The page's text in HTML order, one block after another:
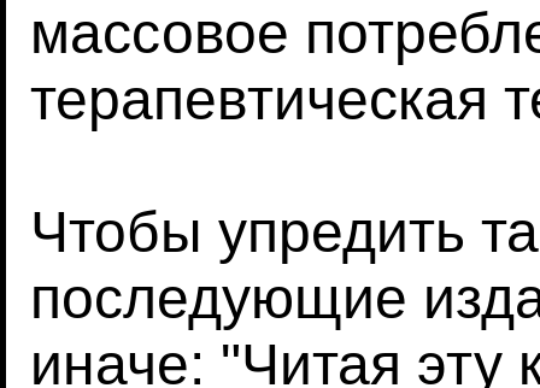
массовое
терапевтическая
Чтобы упредить
последующие
иначе: "Читая эту